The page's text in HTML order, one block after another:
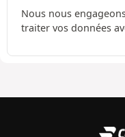
Nous nous
traiter vos données